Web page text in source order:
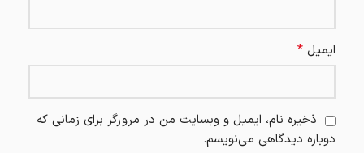
ایمیل *
ذخیره نام، ایمیل و وبسایت من در مرورگر برای زمانی که
دوباره دیدگاهی می‌نویسم.